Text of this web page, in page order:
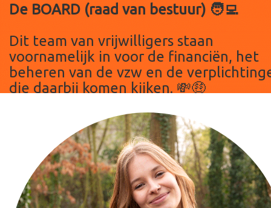
De BOARD (raad van bestuur) 🧑‍💻
Dit team van vrijwilligers staan
voornamelijk in voor de financiën, het
beheren van de vzw en de
die daarbij komen kijken. 💸🤑